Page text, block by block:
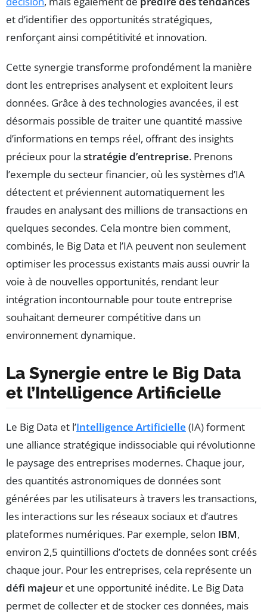
et d’identifier des opportunités stratégiques,
renforçant ainsi compétitivité et innovation.
Cette synergie transforme profondément la manière
dont les entreprises analysent et exploitent leurs
données. Grâce à des technologies avancées, il est
désormais possible de traiter une quantité massive
d’informations en temps réel, offrant des insights
précieux pour la stratégie d’entreprise. Prenons
l’exemple du secteur financier, où les systèmes d’IA
détectent et préviennent automatiquement les
fraudes en analysant des millions de transactions en
quelques secondes. Cela montre bien comment,
combinés, le Big Data et l’IA peuvent non seulement
optimiser les processus existants mais aussi ouvrir la
voie à de nouvelles opportunités, rendant leur
intégration incontournable pour toute entreprise
souhaitant demeurer compétitive dans un
environnement dynamique.
La Synergie entre le Big Data
et l’Intelligence Artificielle
Le Big Data et l’Intelligence Artificielle (IA) forment
une alliance stratégique indissociable qui révolutionne
le paysage des entreprises modernes. Chaque jour,
des quantités astronomiques de données sont
générées par les utilisateurs à travers les transactions,
les interactions sur les réseaux sociaux et d’autres
plateformes numériques. Par exemple, selon IBM,
environ 2,5 quintillions d’octets de données sont créés
chaque jour. Pour les entreprises, cela représente un
défi majeur et une opportunité inédite. Le Big Data
permet de collecter et de stocker ces données, mais